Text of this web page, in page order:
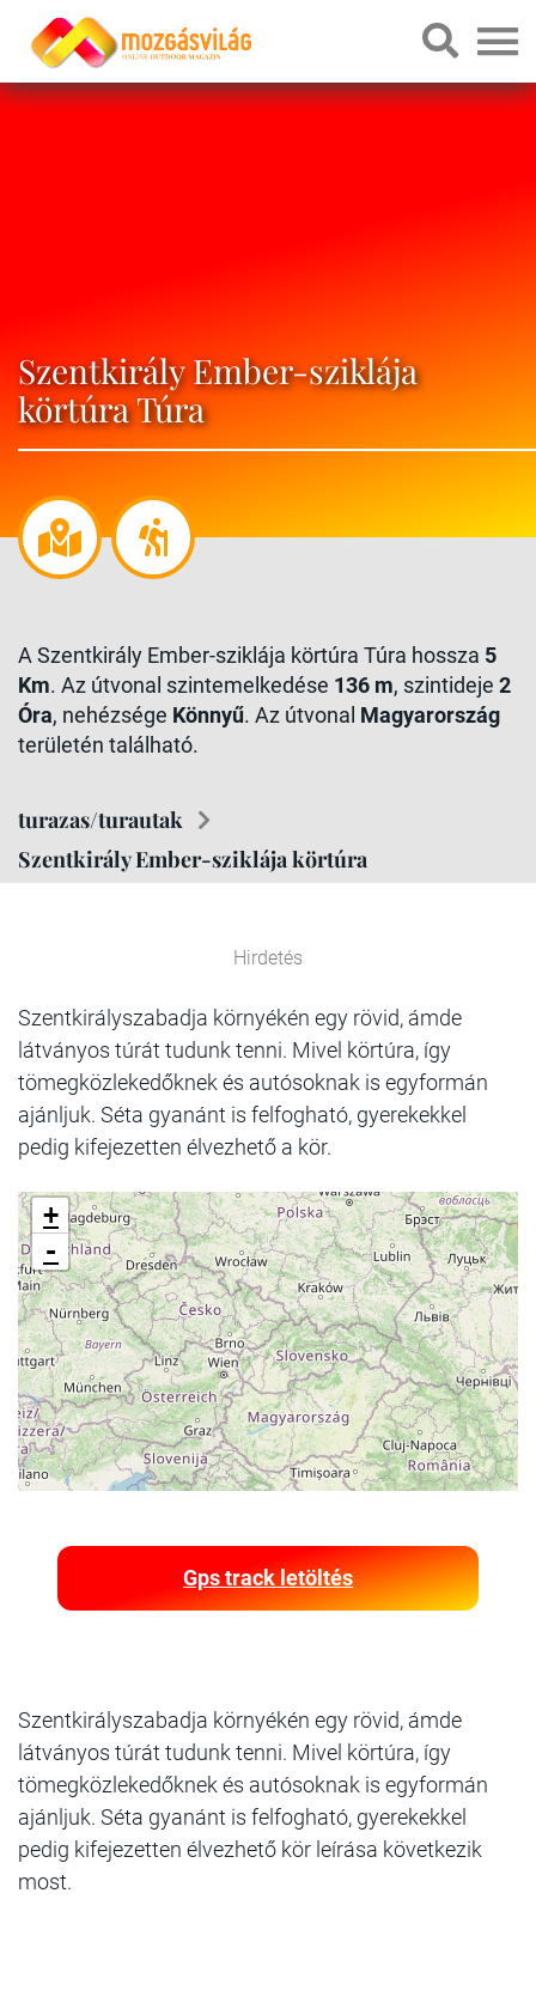
Szentkirály Ember-sziklája
körtúra Túra
A Szentkirály Ember-sziklája körtúra Túra hossza 5
Km. Az útvonal szintemelkedése 136 m, szintideje 2
Óra, nehézsége Könnyű. Az útvonal Magyarország
területén található.
turazas/turautak
Szentkirály Ember-sziklája körtúra
Hirdetés
Szentkirályszabadja környékén egy rövid, ámde
látványos túrát tudunk tenni. Mivel körtúra, így
tömegközlekedőknek és autósoknak is egyformán
ajánljuk. Séta gyanánt is felfogható, gyerekekkel
pedig kifejezetten élvezhető a kör.
+
-
Gps track letöltés
Szentkirályszabadja környékén egy rövid, ámde
látványos túrát tudunk tenni. Mivel körtúra, így
tömegközlekedőknek és autósoknak is egyformán
ajánljuk. Séta gyanánt is felfogható, gyerekekkel
pedig kifejezetten élvezhető kör leírása következik
most.